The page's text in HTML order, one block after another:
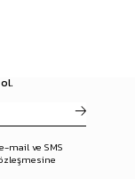
mail ve SMS